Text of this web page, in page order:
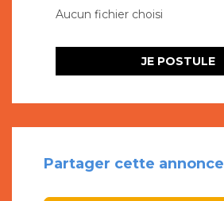
Partager cette annonce